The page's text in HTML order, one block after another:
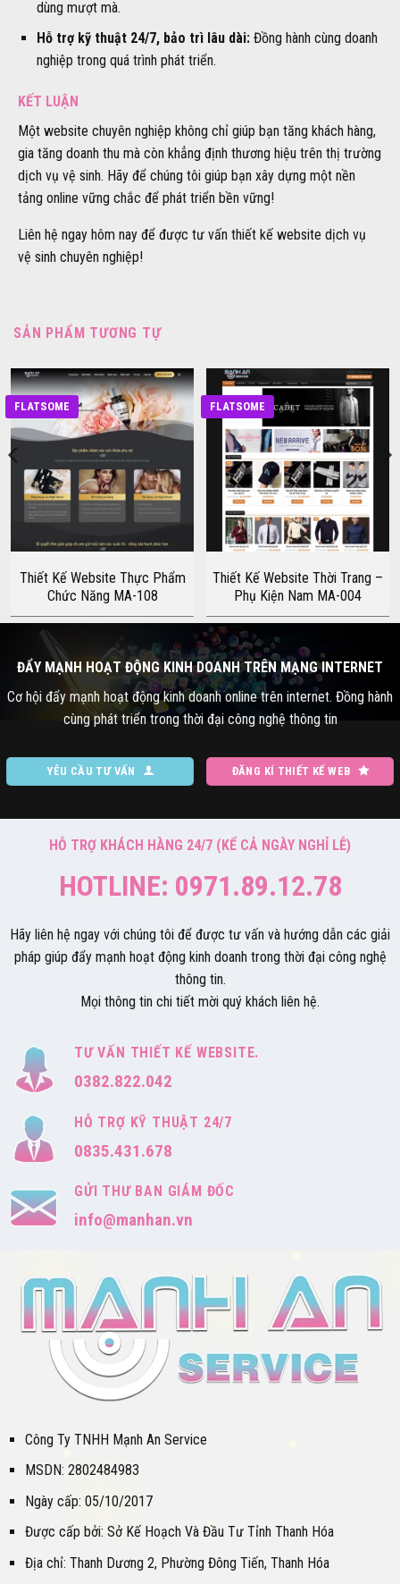
dùng mượt mà.
Hỗ trợ kỹ thuật 24/7, bảo trì lâu dài:Đồng hành cùng doanh
nghiệp trong quá trình phát triển.
KẾT LUẬN
Một website chuyên nghiệp không chỉ giúp bạn tăng khách hàng,
gia tăng doanh thu mà còn khẳng định thương hiệu trên thị trường
dịch vụ vệ sinh. Hãy để chúng tôi giúp bạn xây dựng một nền
tảng online vững chắc để phát triển bền vững!
Liên hệ ngay hôm nay để được tư vấn thiết kế website dịch vụ
vệ sinh chuyên nghiệp!
SẢN PHẨM TƯƠNG TỰ
FLATSOME
Thiết Kế Website Thực Phẩm
Chức Năng MA-108
FLATSOME
Thiết Kế Website Thời Trang –
Phụ Kiện Nam MA-004
ĐẨY MẠNH HOẠT ĐỘNG KINH DOANH TRÊN MẠNG INTERNET
Cơ hội đẩy mạnh hoạt động kinh doanh online trên internet. Đồng hành
cùng phát triển trong thời đại công nghệ thông tin
YÊU CẦU TƯ VẤN ĐĂNG KÍ THIẾT KẾ WEB
HỖ TRỢ KHÁCH HÀNG 24/7 (KỂ CẢ NGÀY NGHỈ LỄ)
HOTLINE: 0971.89.12.78
Hãy liên hệ ngay với chúng tôi để được tư vấn và hướng dẫn các giải
pháp giúp đẩy mạnh hoạt động kinh doanh trong thời đại công nghệ
thông tin.
Mọi thông tin chi tiết mời quý khách liên hệ.
TƯ VẤN THIẾT KẾ WEBSITE.
0382.822.042
HỖ TRỢ KỸ THUẬT 24/7
0835.431.678
GỬI THƯ BAN GIÁM ĐỐC
info@manhan.vn
Công Ty TNHH Mạnh An Service
MSDN: 2802484983
Ngày cấp: 05/10/2017
Được cấp bởi: Sở Kế Hoạch Và Đầu Tư Tỉnh Thanh Hóa
Địa chỉ: Thanh Dương 2, Phường Đông Tiến, Thanh Hóa